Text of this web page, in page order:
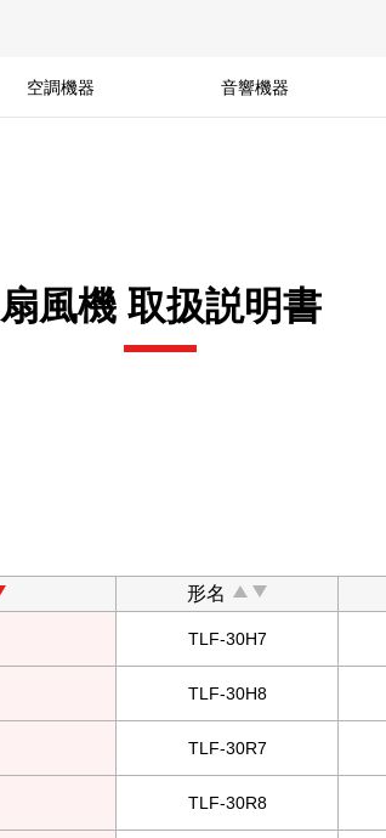
空調機器 音響機器
扇風機 取扱説明書
形名
TLF-30H7
TLF-30H8
TLF-30R7
TLF-30R8